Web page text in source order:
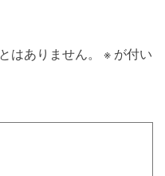
はありません。 ※ が付い